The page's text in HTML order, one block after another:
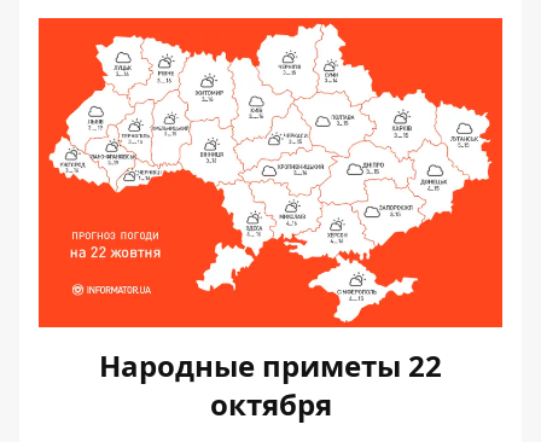
Народные приметы 22
октября